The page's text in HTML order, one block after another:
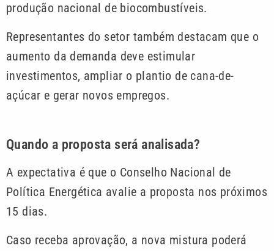
produção nacional de biocombustíveis.
Representantes do setor também destacam que o
aumento da demanda deve estimular
investimentos, ampliar o plantio de cana-de-
açúcar e gerar novos empregos.
Quando a proposta será analisada?
A expectativa é que o Conselho Nacional de
Política Energética avalie a proposta nos próximos
15 dias.
Caso receba aprovação, a nova mistura poderá